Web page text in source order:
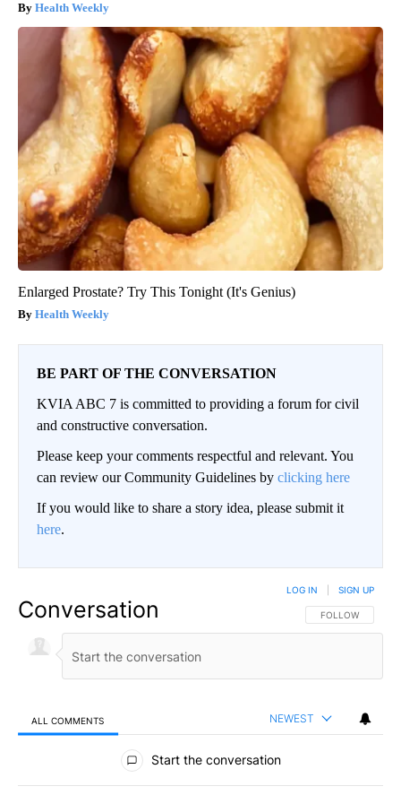
Health Weekly
Enlarged Prostate? Try This Tonight (It's Genius)
Health Weekly
BE PART OF THE CONVERSATION
KVIA ABC 7 is committed to providing a forum for civil
and constructive conversation.
Please keep your comments respectful and relevant. You
can review our Community Guidelines by clicking here
If you would like to share a story idea, please submit it
here.
Conversation FOLLOW THIS
FOLLOW
LOG IN SIGN UP
ALL COMMENTS NEWEST
All Comments
Start the conversation